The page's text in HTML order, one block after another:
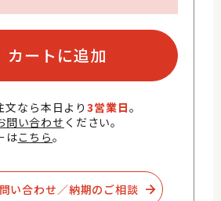
カートに追加
文なら本日より3営業日。
問い合わせ ください。
はこちら。
い合わせ／納期のご相談​